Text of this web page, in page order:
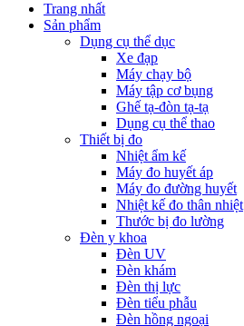
Trang nhất
Sản phẩm
Dụng cụ thể dục
Xe đạp
Máy chạy bộ
Máy tập cơ bụng
Ghế tạ-đòn tạ-tạ
Dụng cụ thể thao
Thiết bị đo
Nhiệt ẩm kế
Máy đo huyết áp
Máy đo đường huyết
Nhiệt kế đo thân nhiệt
Thước bị đo lường
Đèn y khoa
Đèn UV
Đèn khám
Đèn thị lực
Đèn tiểu phẫu
Đèn hồng ngoại